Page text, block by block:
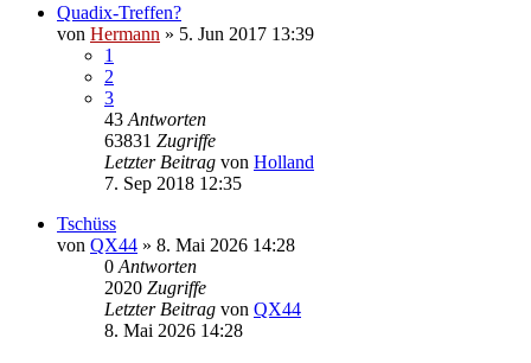
Quadix-Treffen?
von Hermann » 5. Jun 2017 13:39
1
2
3
43 Antworten
63831 Zugriffe
Letzter Beitrag von Holland
7. Sep 2018 12:35
Tschüss
von QX44 » 8. Mai 2026 14:28
0 Antworten
2020 Zugriffe
Letzter Beitrag von QX44
8. Mai 2026 14:28